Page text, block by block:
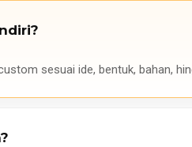
sesuai ide, bentuk, bahan,